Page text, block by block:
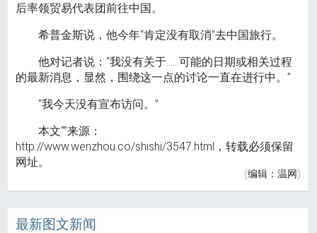
后率领贸易代表团前往中国。
希普金斯说，他今年“肯定没有取消”去中国旅行。
他对记者说：“我没有关于……可能的日期或相关过程
的最新消息，显然，围绕这一点的讨论一直在进行中。”
“我今天没有宣布访问。”
本文“”来源：
http://www.wenzhou.co/shishi/3547.html，转载必须保留
网址。
(编辑：温网)
最新图文新闻